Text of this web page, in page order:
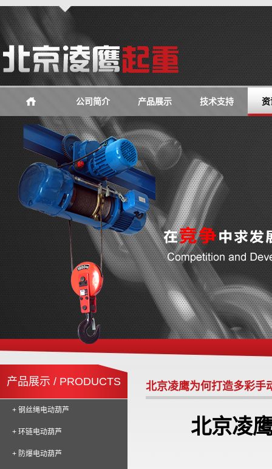
公司简介 产品展示 技术支持 资
产品展示 / PRODUCTS
+ 钢丝绳电动葫芦
+ 环链电动葫芦
+ 防爆电动葫芦
北京凌鹰为何打造多彩手
北京凌